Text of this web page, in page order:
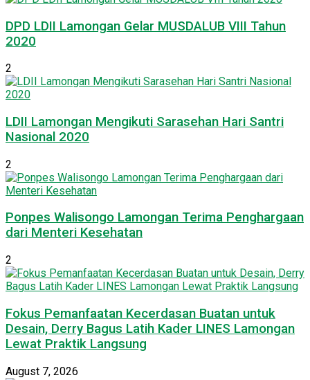
DPD LDII Lamongan Gelar MUSDALUB VIII Tahun
2020
2
LDII Lamongan Mengikuti Sarasehan Hari Santri
Nasional 2020
2
Ponpes Walisongo Lamongan Terima Penghargaan
dari Menteri Kesehatan
2
Fokus Pemanfaatan Kecerdasan Buatan untuk
Desain, Derry Bagus Latih Kader LINES Lamongan
Lewat Praktik Langsung
August 7, 2026